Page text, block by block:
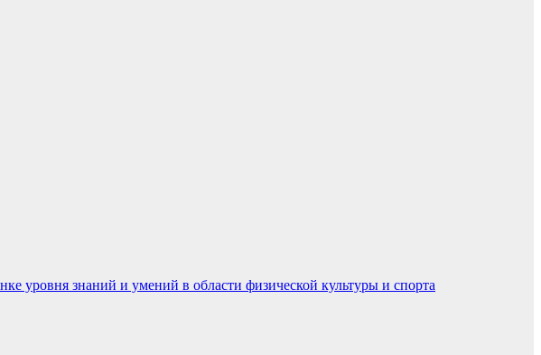
уровня знаний и умений в области физической культуры и спорта